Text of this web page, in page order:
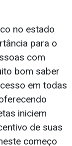
no estado
para o
com
bom saber
em todas
iniciem
de suas
começo